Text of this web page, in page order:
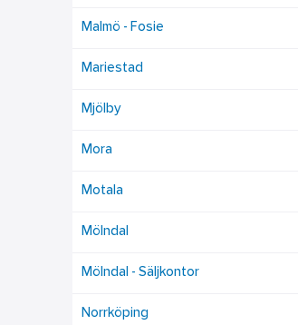
Malmö - Fosie
Mariestad
Mjölby
Mora
Motala
Mölndal
Mölndal - Säljkontor
Norrköping